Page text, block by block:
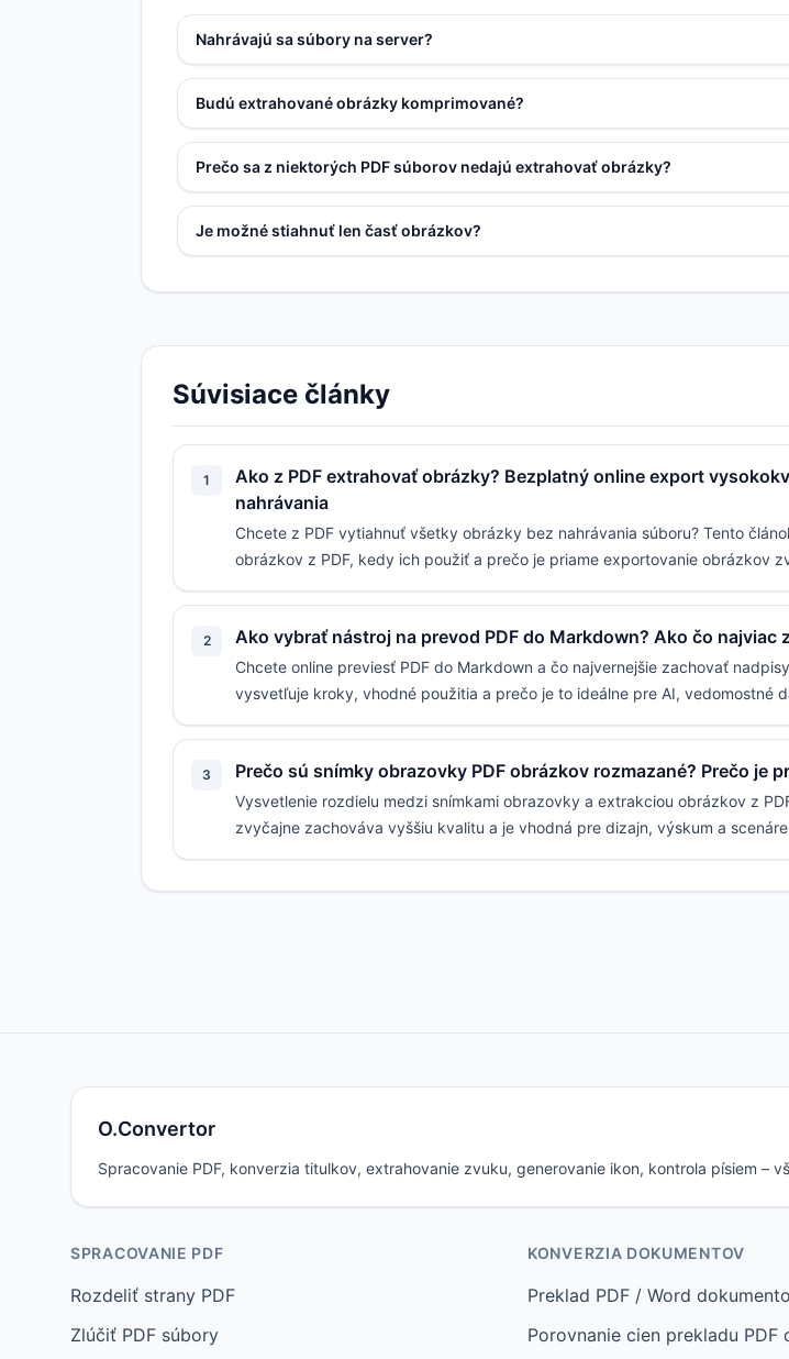
Nahrávajú sa súbory na server?
Budú extrahované obrázky komprimované?
Prečo sa z niektorých PDF súborov nedajú extrahovať obrázky?
Je možné stiahnuť len časť obrázkov?
Súvisiace články
1
Ako z PDF extrahovať obrázky? Bezplatný online export
nahrávania
Chcete z PDF vytiahnuť všetky obrázky bez nahrávania súboru? Tento
obrázkov z PDF, kedy ich použiť a prečo je priame exportovanie obrázkov
2 Ako vybrať nástroj na prevod PDF do Markdown? Ako čo najviac
Chcete online previesť PDF do Markdown a čo najvernejšie zachovať
vysvetľuje kroky, vhodné použitia a prečo je to ideálne pre AI, vedomostné
3 Prečo sú snímky obrazovky PDF obrázkov rozmazané? Prečo je
Vysvetlenie rozdielu medzi snímkami obrazovky a extrakciou obrázkov z
zvyčajne zachováva vyššiu kvalitu a je vhodná pre dizajn, výskum a
O.Convertor
Spracovanie PDF, konverzia titulkov, extrahovanie zvuku, generovanie ikon, kontrola písiem –
SPRACOVANIE PDF
Rozdeliť strany PDF
Zlúčiť PDF súbory
KONVERZIA DOKUMENTOV
Preklad PDF / Word
Porovnanie cien prekladu PDF